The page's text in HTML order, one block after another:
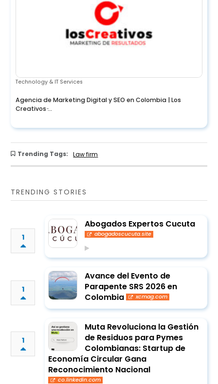
Technology & IT Services
Agencia de Marketing Digital y SEO en Colombia | Los
Creativos ̵...
Trending Tags: Law firm
TRENDING STORIES
1
Abogados Expertos Cucuta
abogadoscucuta.site
1
Avance del Evento de
Parapente SRS 2026 en
Colombia
xcmag.com
1
Muta Revoluciona la Gestión
de Residuos para Pymes
Colombianas: Startup de
Economía Circular Gana
Reconocimiento Nacional
co.linkedin.com